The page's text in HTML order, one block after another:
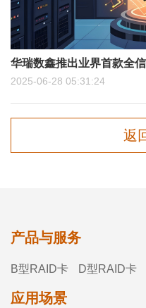
华瑞数鑫推出业界首款全
2025-06-28 05:31:24
返
产品与服务
B型RAID卡 D型RAID卡
应用场景